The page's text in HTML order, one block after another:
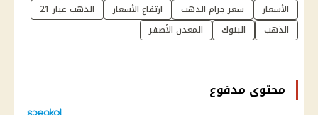
الأسعار سعر جرام الذهب ارتفاع الأسعار
الذهب عيار 21
الذهب
البنوك المعدن الأصفر
محتوى مدفوع